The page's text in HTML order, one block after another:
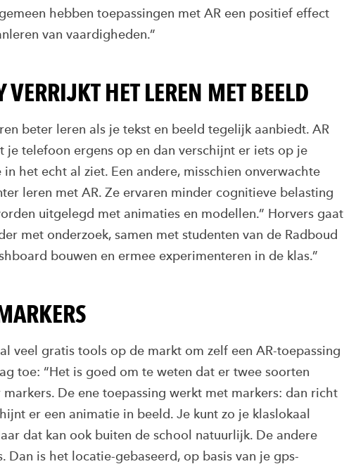
hebben toepassingen met AR een positief effect
van vaardigheden.”
HET LEREN MET BEELD
beter leren als je tekst en beeld tegelijk aanbiedt. AR
je telefoon ergens op en dan verschijnt er iets op je
het echt al ziet. Een andere, misschien onverwachte
leren met AR. Ze ervaren minder cognitieve belasting
uitgelegd met animaties en modellen.” Horvers gaat
met onderzoek, samen met studenten van de Radboud
bouwen en ermee experimenteren in de klas.”
veel gratis tools op de markt om zelf een AR-toepassing
toe: “Het is goed om te weten dat er twee soorten
De ene toepassing werkt met markers: dan richt
er een animatie in beeld. Je kunt zo je klaslokaal
dat kan ook buiten de school natuurlijk. De andere
Dan is het locatie-gebaseerd, op basis van je gps-